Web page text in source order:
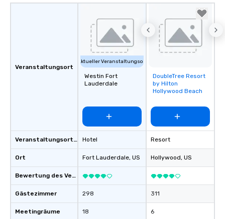
Veranstaltungsort
Veranstaltungsortstyp
Ort
Bewertung des Veranstaltungsortes
Gästezimmer
Meetingräume
Aktueller Veranstaltungsort
Westin Fort
Lauderdale
Hotel
Fort Lauderdale, US
298
18
Removed from
favorites
DoubleTree Resort
by Hilton
Hollywood Beach
Resort
Hollywood, US
311
6